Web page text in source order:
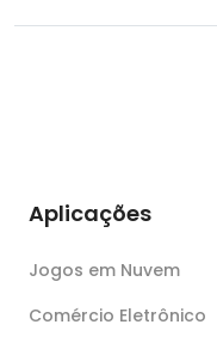
Aplicações
Jogos em Nuvem
Comércio Eletrônico